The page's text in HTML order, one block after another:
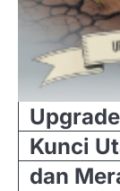
Kunci
dan